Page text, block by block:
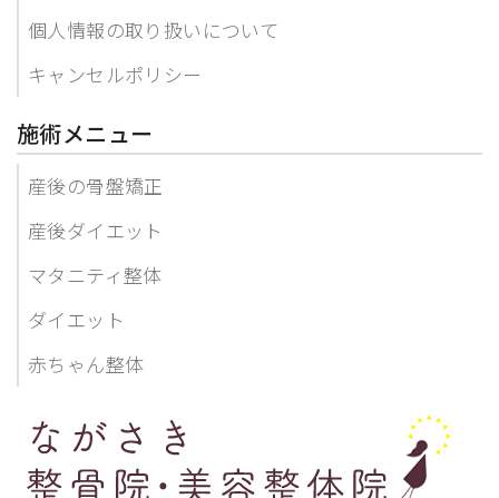
個人情報の取り扱いについて
キャンセルポリシー
施術メニュー
産後の骨盤矯正
産後ダイエット
マタニティ整体
ダイエット
赤ちゃん整体